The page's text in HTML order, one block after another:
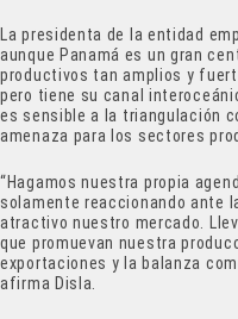
La presidenta de la entidad
aunque Panamá es un gran
productivos tan amplios y
pero tiene su canal
es sensible a la triangulación
amenaza para los sectores
“Hagamos nuestra propia
solamente reaccionando ante
atractivo nuestro mercado.
que promuevan nuestra
exportaciones y la balanza
afirma Disla.